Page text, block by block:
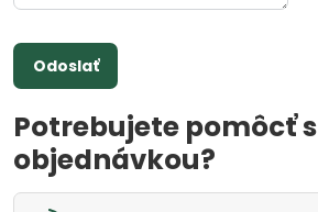
Odoslať
Potrebujete pomôcť s
objednávkou?